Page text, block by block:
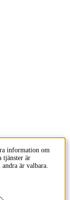
information om
tjänster är
är valbara.